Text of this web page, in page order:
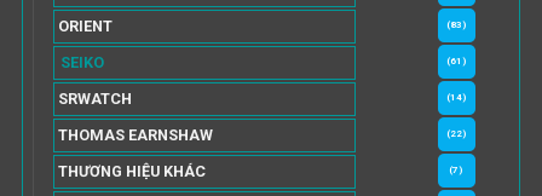
ORIENT (83)
SEIKO (61)
SRWATCH (14)
THOMAS EARNSHAW (22)
THƯƠNG HIỆU KHÁC (7)